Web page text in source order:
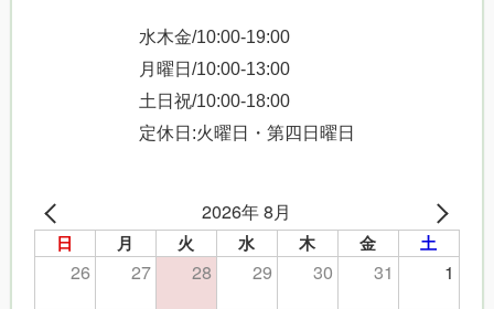
水木金/10:00-19:00
月曜日/10:00-13:00
土日祝/10:00-18:00
定休日:火曜日・第四日曜日
2026年 8月
日 月 火 水 木 金 土
26 27 28 29 30 31
1